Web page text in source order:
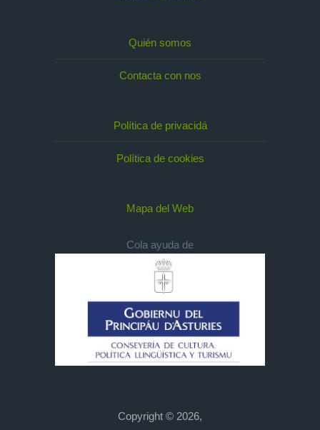
Quién somos
Contacta con nos
Política de privacidá
Política de cookies
Mapa del Web
Cola ayuda de
Copyright © 2026,